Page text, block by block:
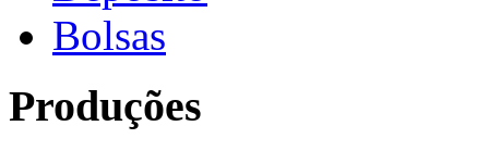
Bolsas
Produções